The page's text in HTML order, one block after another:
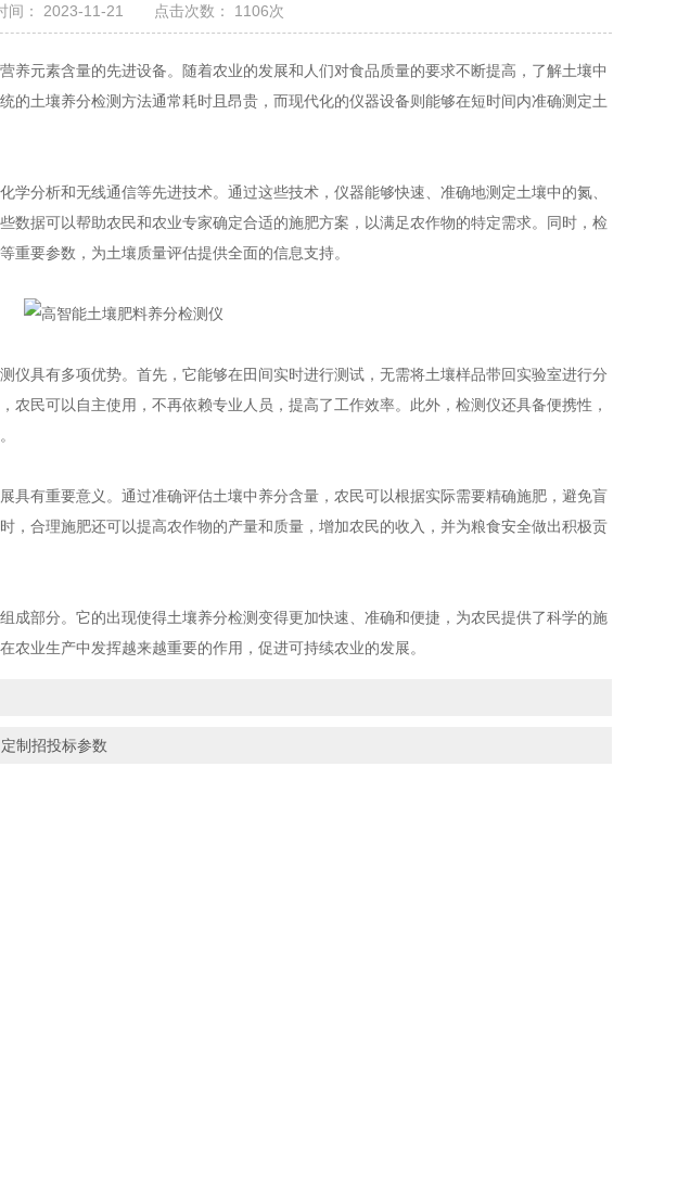
间： 2023-11-21 点击次数： 1106次
元素含量的先进设备。随着农业的发展和人们对食品质量的要求不断提高，了解土壤中
的土壤养分检测方法通常耗时且昂贵，而现代化的仪器设备则能够在短时间内准确测定土
分析和无线通信等先进技术。通过这些技术，仪器能够快速、准确地测定土壤中的氮、
数据可以帮助农民和农业专家确定合适的施肥方案，以满足农作物的特定需求。同时，检
要参数，为土壤质量评估提供全面的信息支持。
具有多项优势。首先，它能够在田间实时进行测试，无需将土壤样品带回实验室进行分
农民可以自主使用，不再依赖专业人员，提高了工作效率。此外，检测仪还具备便携性，
有重要意义。通过准确评估土壤中养分含量，农民可以根据实际需要精确施肥，避免盲
，合理施肥还可以提高农作物的产量和质量，增加农民的收入，并为粮食安全做出积极贡
部分。它的出现使得土壤养分检测变得更加快速、准确和便捷，为农民提供了科学的施
农业生产中发挥越来越重要的作用，促进可持续农业的发展。
制招投标参数